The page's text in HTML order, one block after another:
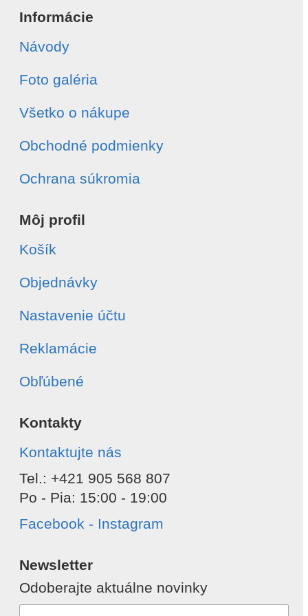
Informácie
Návody
Foto galéria
Všetko o nákupe
Obchodné podmienky
Ochrana súkromia
Môj profil
Košík
Objednávky
Nastavenie účtu
Reklamácie
Obľúbené
Kontakty
Kontaktujte nás
Tel.: +421 905 568 807
Po - Pia: 15:00 - 19:00
Facebook - Instagram
Newsletter
Odoberajte aktuálne novinky